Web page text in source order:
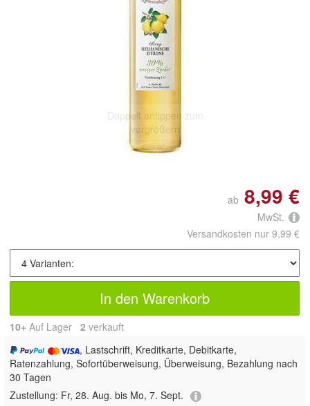
Doppelt antippen zum
vergrößern
ab 8,99 €
MwSt.
Versandkosten nur 9,99 €
In den Warenkorb
10+ Auf Lager 2 verkauft
, Lastschrift, Kreditkarte, Debitkarte,
Ratenzahlung, Sofortüberweisung, Überweisung, Bezahlung nach
30 Tagen
Zustellung: Fr, 28. Aug. bis Mo, 7. Sept.